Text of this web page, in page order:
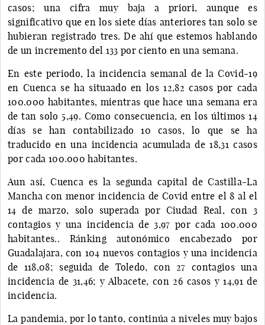
casos; una cifra muy baja a priori, aunque es
significativo que en los siete días anteriores tan solo se
hubieran registrado tres. De ahí que estemos hablando
de un incremento del 133 por ciento en una semana.
En este periodo, la incidencia semanal de la Covid-19
en Cuenca se ha situaado en los 12,82 casos por cada
100.000 habitantes, mientras que hace una semana era
de tan solo 5,49. Como consecuencia, en los últimos 14
días se han contabilizado 10 casos, lo que se ha
traducido en una incidencia acumulada de 18,31 casos
por cada 100.000 habitantes.
Aun así, Cuenca es la segunda capital de Castilla-La
Mancha con menor incidencia de Covid entre el 8 al el
14 de marzo, solo superada por Ciudad Real, con 3
contagios y una incidencia de 3,97 por cada 100.000
habitantes.. Ránking autonómico encabezado por
Guadalajara, con 104 nuevos contagios y una incidencia
de 118,08; seguida de Toledo, con 27 contagios una
incidencia de 31,46; y Albacete, con 26 casos y 14,91 de
incidencia.
La pandemia, por lo tanto, continúa a niveles muy bajos